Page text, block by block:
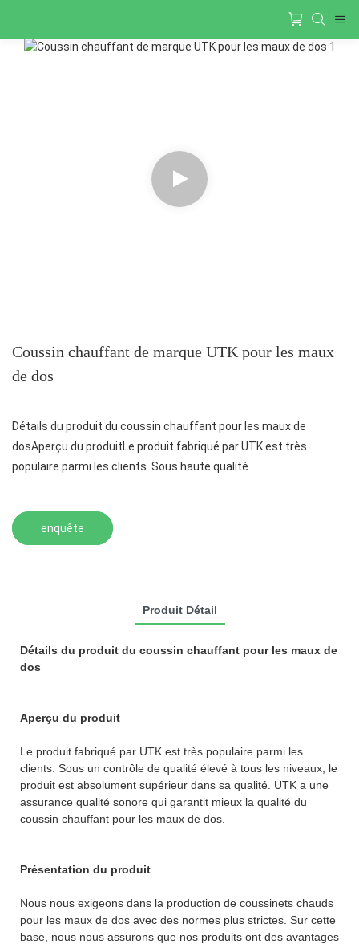
Coussin chauffant de marque UTK pour les maux
de dos
Détails du produit du coussin chauffant pour les maux de
dosAperçu du produitLe produit fabriqué par UTK est très
populaire parmi les clients. Sous haute qualité
enquête
Produit Détail
Détails du produit du coussin chauffant pour les maux de
dos
Aperçu du produit
Le produit fabriqué par UTK est très populaire parmi les
clients. Sous un contrôle de qualité élevé à tous les niveaux, le
produit est absolument supérieur dans sa qualité. UTK a une
assurance qualité sonore qui garantit mieux la qualité du
coussin chauffant pour les maux de dos.
Présentation du produit
Nous nous exigeons dans la production de coussinets chauds
pour les maux de dos avec des normes plus strictes. Sur cette
base, nous nous assurons que nos produits ont des avantages